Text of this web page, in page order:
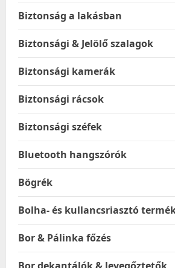
Biztonság a lakásban
Biztonsági & Jelölő szalagok
Biztonsági kamerák
Biztonsági rácsok
Biztonsági széfek
Bluetooth hangszórók
Bögrék
Bolha- és kullancsriasztó
Bor & Pálinka főzés